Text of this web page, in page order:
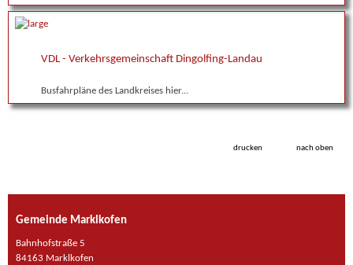
VDL - Verkehrsgemeinschaft Dingolfing-Landau
Busfahrpläne des Landkreises hier...
drucken nach oben
Gemeinde Marklkofen
Bahnhofstraße 5
84163 Marklkofen